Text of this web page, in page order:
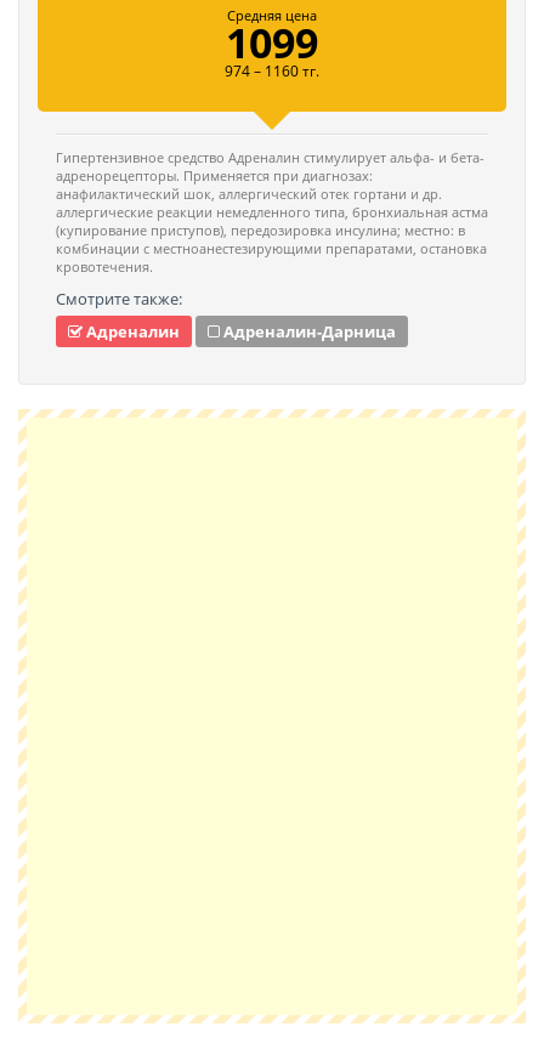
Средняя цена
1099
974 – 1160 тг.
Гипертензивное средство Адреналин стимулирует альфа- и бета-
адренорецепторы. Применяется при диагнозах:
анафилактический шок, аллергический отек гортани и др.
аллергические реакции немедленного типа, бронхиальная астма
(купирование приступов), передозировка инсулина; местно: в
комбинации с местноанестезирующими препаратами, остановка
кровотечения.
Смотрите также:
Адреналин
Адреналин-Дарница